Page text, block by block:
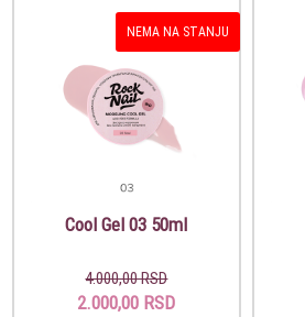
NEMA NA STANJU
Cool Gel 03 50ml
4.000,00 RSD
2.000,00 RSD